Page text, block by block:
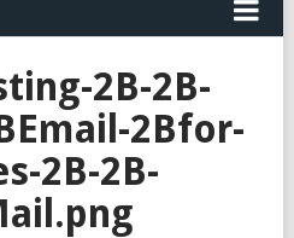
2B-2B-
2Bfor-
2B-2B-